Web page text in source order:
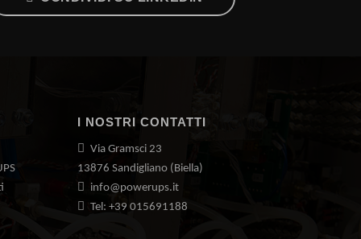
I NOSTRI CONTATTI
Via Gramsci 23
13876 Sandigliano (Biella)
info@powerups.it
Tel: +39 015691188